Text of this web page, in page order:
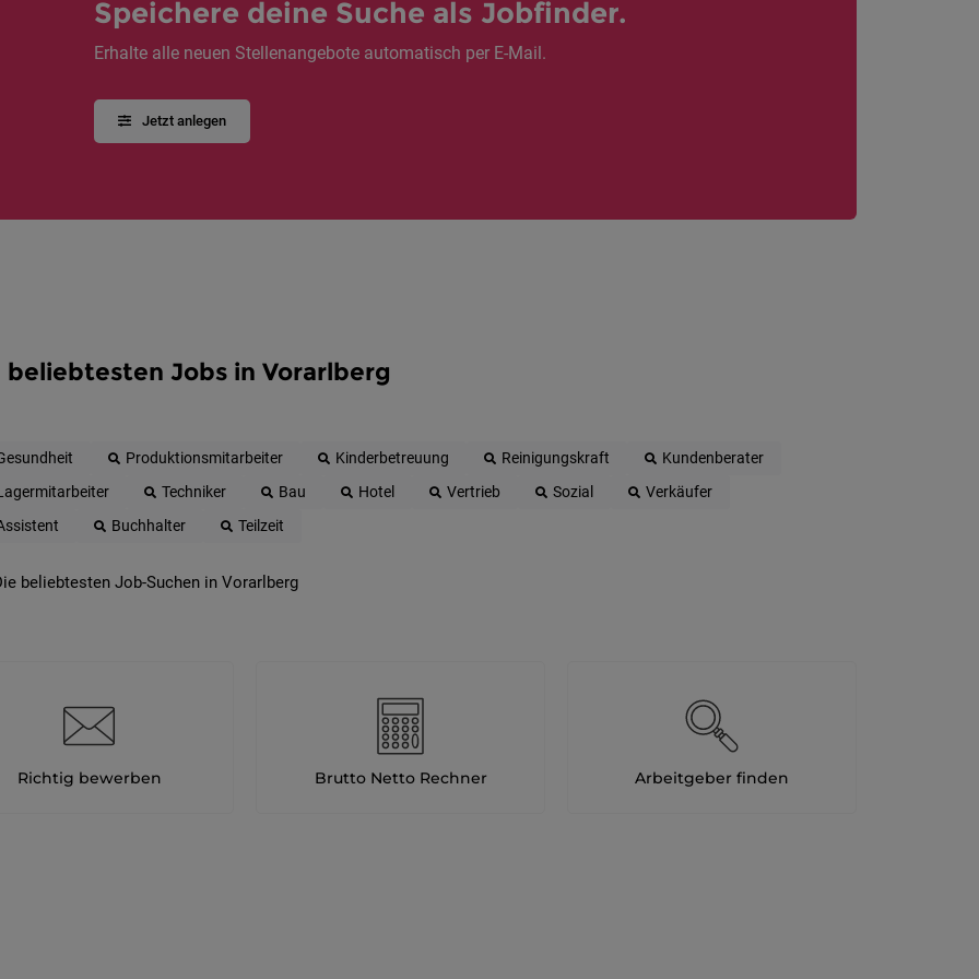
Speichere deine Suche als Jobfinder.
Erhalte alle neuen Stellenangebote automatisch per E-Mail.
Jetzt anlegen
beliebtesten Jobs in Vorarlberg
Produktionsmitarbeiter Kinderbetreuung Reinigungskraft
Kundenberater
Techniker Bau Hotel Vertrieb Sozial
Verkäufer
Buchhalter Teilzeit
beliebtesten Job-Suchen in Vorarlberg
Richtig bewerben Brutto Netto Rechner Arbeitgeber finden